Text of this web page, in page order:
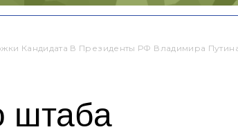
Кандидата В Президенты РФ Владимира
штаба